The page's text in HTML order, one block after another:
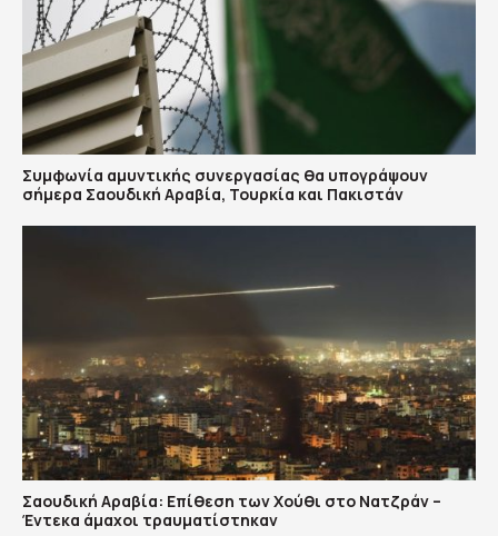
Συμφωνία αμυντικής συνεργασίας θα υπογράψουν
σήμερα Σαουδική Αραβία, Τουρκία και Πακιστάν
Σαουδική Αραβία: Επίθεση των Χούθι στο Νατζράν –
Έντεκα άμαχοι τραυματίστηκαν